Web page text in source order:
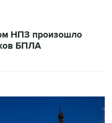
НПЗ произошло
БПЛА